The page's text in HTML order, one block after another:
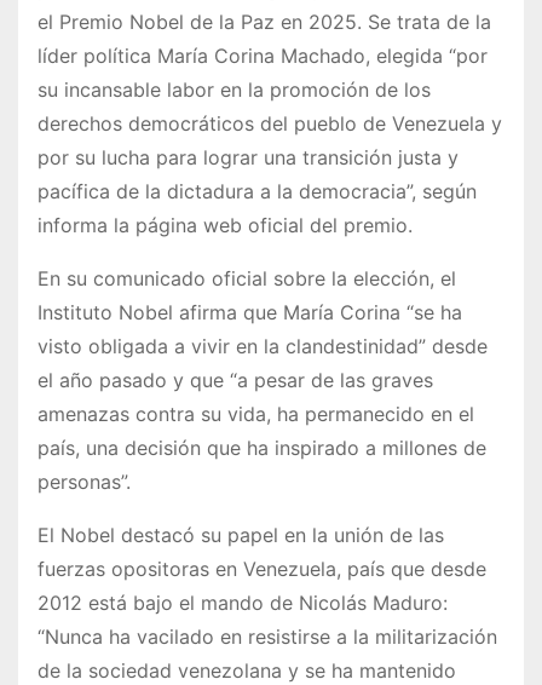
el Premio Nobel de la Paz en 2025. Se trata de la
líder política María Corina Machado, elegida “por
su incansable labor en la promoción de los
derechos democráticos del pueblo de Venezuela y
por su lucha para lograr una transición justa y
pacífica de la dictadura a la democracia”, según
informa la página web oficial del premio.
En su comunicado oficial sobre la elección, el
Instituto Nobel afirma que María Corina “se ha
visto obligada a vivir en la clandestinidad” desde
el año pasado y que “a pesar de las graves
amenazas contra su vida, ha permanecido en el
país, una decisión que ha inspirado a millones de
personas”.
El Nobel destacó su papel en la unión de las
fuerzas opositoras en Venezuela, país que desde
2012 está bajo el mando de Nicolás Maduro:
“Nunca ha vacilado en resistirse a la militarización
de la sociedad venezolana y se ha mantenido